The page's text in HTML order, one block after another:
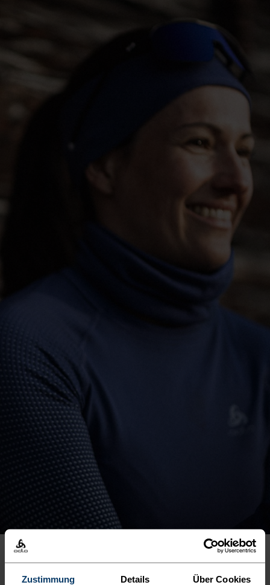
Zustimmung Details Über Cookies
-5°
-15°
-30°
-5°
-10°
-15°
-20°
-25°
-30°